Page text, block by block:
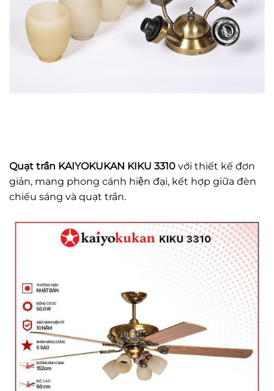
Quạt trần KAIYOKUKAN KIKU 3310 với thiết kế đơn
giản, mang phong cánh hiện đại, kết hợp giữa đèn
chiếu sáng và quạt trần.